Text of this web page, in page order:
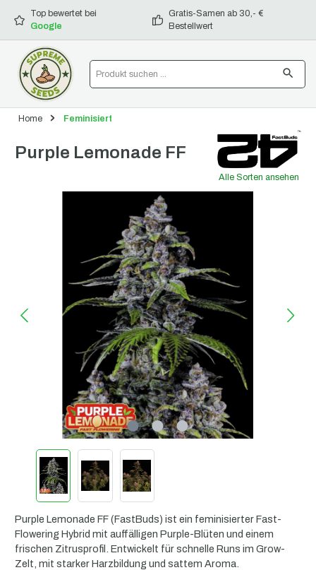
springen
Top bewertet bei
Google
Gratis-Samen ab 30,- €
Bestellwert
Home Feminisiert
Purple Lemonade FF
Alle Sorten ansehen
Purple Lemonade FF (FastBuds) ist ein feminisierter Fast-
Flowering Hybrid mit auffälligen Purple-Blüten und einem
frischen Zitrusprofil. Entwickelt für schnelle Runs im Grow-
Zelt, mit starker Harzbildung und sattem Aroma.